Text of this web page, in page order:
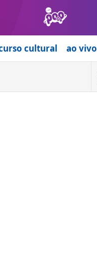
cultural ao vivo